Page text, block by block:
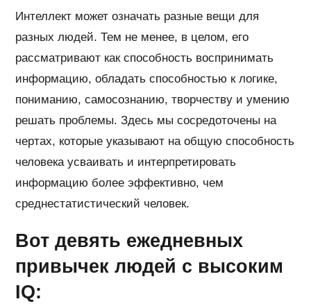
Интеллект может означать разные вещи для
разных людей. Тем не менее, в целом, его
рассматривают как способность воспринимать
информацию, обладать способностью к логике,
пониманию, самосознанию, творчеству и умению
решать проблемы. Здесь мы сосредоточены на
чертах, которые указывают на общую способность
человека усваивать и интерпретировать
информацию более эффективно, чем
среднестатистический человек.
Вот девять ежедневных
привычек людей с высоким
IQ: